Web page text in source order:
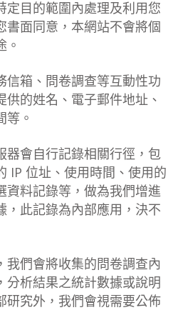
定目的範圍內處理及利用您
書面同意，本網站不會將個
。
信箱、問卷調查等互動性功
供的姓名、電子郵件地址、
等。
器會自行記錄相關行徑，包
IP 位址、使用時間、使用的
資料記錄等，做為我們增進
，此記錄為內部應用，決不
我們會將收集的問卷調查內
分析結果之統計數據或說明
研究外，我們會視需要公佈